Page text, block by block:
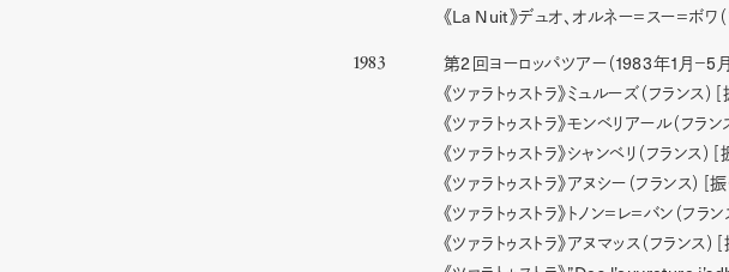
《La Nuit》デュオ、オルネー＝スー＝ボワ
1983 第2回ヨーロッパツアー（1983年1 月−5
《ツァラトゥストラ》ミュルーズ（フランス
《ツァラトゥストラ》モンベリアール（フラ
《ツァラトゥストラ》シャンベリ（フランス
《ツァラトゥストラ》アヌシー（フランス）
《ツァラトゥストラ》トノン＝レ＝バン（フ
《ツァラトゥストラ》アヌマッス（フランス